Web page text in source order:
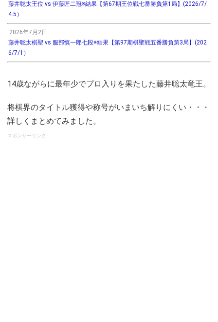
藤井聡太王位 vs 伊藤匠二冠※結果【第67期王位戦七番勝負第1局】(2026/7/
4.5）
2026年7月2日
藤井聡太棋聖 vs 服部慎一郎七段※結果【第97期棋聖戦五番勝負第3局】(202
6/7/1）
14歳ながらに最年少でプロ入りを果たした藤井聡太竜王。
将棋界のタイトル獲得や称号がいまいち解りにくい・・・
詳しくまとめてみました。
スポンサーリンク